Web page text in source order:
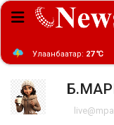
Улаанбаатар: 27 ℃